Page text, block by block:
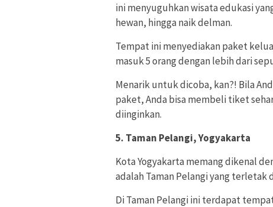
ini menyuguhkan wisata edukasi
hewan, hingga naik delman.
Tempat ini menyediakan paket
masuk 5 orang dengan lebih dari
Menarik untuk dicoba, kan?! Bila
paket, Anda bisa membeli tiket
diinginkan.
5. Taman Pelangi, Yogyakarta
Kota Yogyakarta memang dikenal
adalah Taman Pelangi yang terletak
Di Taman Pelangi ini terdapat